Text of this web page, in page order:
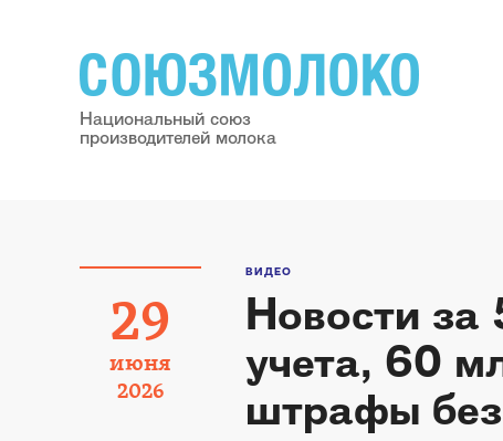
Национальный союз
производителей молока
29
июня
2026
ВИДЕО
Новости за
учета, 60
штрафы